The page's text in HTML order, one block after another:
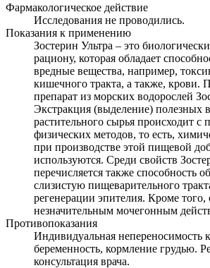
Фармакологическое действие
Исследования не проводились.
Показания к применению
Зостерин Ультра – это
рациону, которая обладает
вредные вещества, например,
кишечного тракта, а также, крови.
препарат из морских водорослей
Экстракция (выделение) полезных
растительного сырья происходит с
физических методов, то есть,
при производстве этой пищевой
используются. Среди свойств
перечисляется также способность
слизистую пищеварительного
регенерации эпителия. Кроме того,
незначительным мочегонным
Противопоказания
Индивидуальная непереносимость
беременность, кормление грудью.
консультация врача.